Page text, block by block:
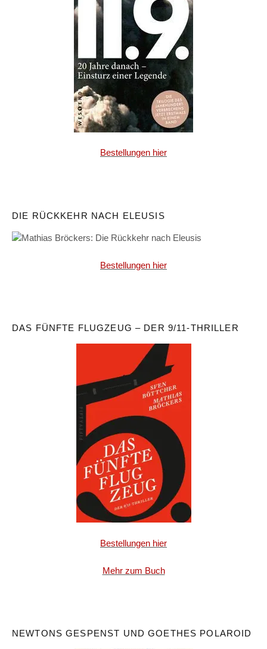
Bestellungen hier
DIE RÜCKKEHR NACH ELEUSIS
Bestellungen hier
DAS FÜNFTE FLUGZEUG – DER 9/11-THRILLER
Bestellungen hier
Mehr zum Buch
NEWTONS GESPENST UND GOETHES POLAROID